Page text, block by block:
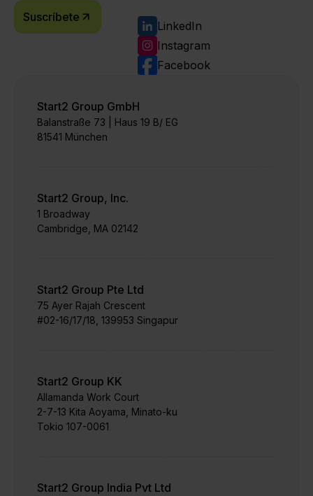
Suscríbete
LinkedIn
Instagram
Facebook
Start2 Group GmbH
Balanstraße 73 | Haus 19 B/ EG
81541 München
Start2 Group, Inc.
1 Broadway
Cambridge, MA 02142
Start2 Group Pte Ltd
75 Ayer Rajah Crescent
#02-16/17/18, 139953 Singapur
Start2 Group KK
Allamanda Work Court
2-7-13 Kita Aoyama, Minato-ku
Tokio 107-0061
Start2 Group India Pvt Ltd